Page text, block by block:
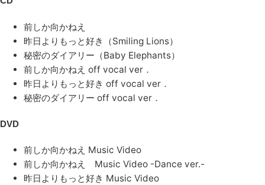
前しか向かねえ
昨日よりもっと好き（Smiling Lions）
秘密のダイアリー（Baby Elephants）
前しか向かねえ off vocal ver．
昨日よりもっと好き off vocal ver．
秘密のダイアリー off vocal ver．
DVD
前しか向かねえ Music Video
前しか向かねえ Music Video -Dance ver.-
昨日よりもっと好き Music Video